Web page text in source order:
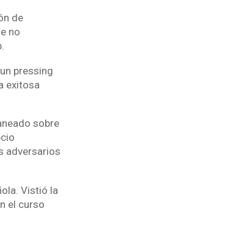
de
no
pressing
exitosa
sobre
adversarios
Vistió la
el curso